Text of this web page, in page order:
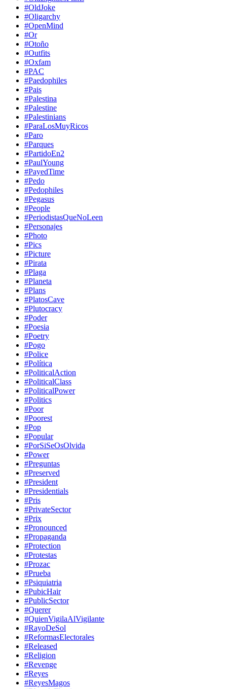
#OldJoke
#Oligarchy
#OpenMind
#Or
#Otoño
#Outfits
#Oxfam
#PAC
#Paedophiles
#Pais
#Palestina
#Palestine
#Palestinians
#ParaLosMuyRicos
#Paro
#Parques
#PartidoEn2
#PaulYoung
#PayedTime
#Pedo
#Pedophiles
#Pegasus
#People
#PeriodistasQueNoLeen
#Personajes
#Photo
#Pics
#Picture
#Pirata
#Plaga
#Planeta
#Plans
#PlatosCave
#Plutocracy
#Poder
#Poesia
#Poetry
#Pogo
#Police
#Política
#PoliticalAction
#PoliticalClass
#PoliticalPower
#Politics
#Poor
#Poorest
#Pop
#Popular
#PorSiSeOsOlvida
#Power
#Preguntas
#Preserved
#President
#Presidentials
#Pris
#PrivateSector
#Prix
#Pronounced
#Propaganda
#Protection
#Protestas
#Prozac
#Prueba
#Psiquiatria
#PubicHair
#PublicSector
#Querer
#QuienVigilaAlVigilante
#RayoDeSol
#ReformasElectorales
#Released
#Religion
#Revenge
#Reyes
#ReyesMagos